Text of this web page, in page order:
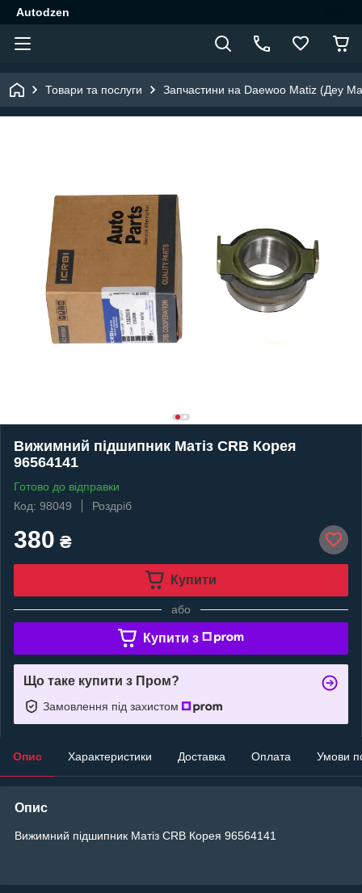
Autodzen
Товари та послуги Запчастини на Daewoo Matiz (Деу
Вижимний підшипник Матіз CRB Корея
96564141
Готово до відправки
Код: 98049
Роздріб
380 ₴
Купити
або
Купити з
Що таке купити з Пром?
Замовлення під захистом
Опис Характеристики Доставка Оплата Умови
Опис
Вижимний підшипник Матіз CRB Корея 96564141